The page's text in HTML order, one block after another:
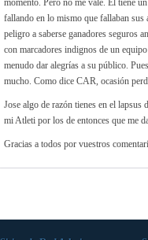
momento. Pero no me vale. Él tiene
fallando en lo mismo que fallaban sus
peligro a saberse ganadores seguros
con marcadores indignos de un
menudo dar alegrías a su público.
mucho. Como dice CAR, ocasión
Jose algo de razón tienes en el
mi Atleti por los de entonces que me
Gracias a todos por vuestros